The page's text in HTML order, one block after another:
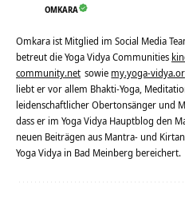
OMKARA
Omkara ist Mitglied im Social Media
betreut die Yoga Vidya Communities
community.net sowie my.yoga-
liebt er vor allem Bhakti-Yoga,
leidenschaftlicher Obertonsänger und
dass er im Yoga Vidya Hauptblog den
neuen Beiträgen aus Mantra- und
Yoga Vidya in Bad Meinberg bereichert.